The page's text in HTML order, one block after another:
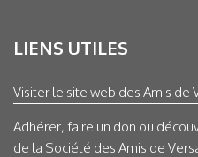
LIENS UTILES
Visiter le site web des Amis de
Adhérer, faire un don ou
de la Société des Amis de